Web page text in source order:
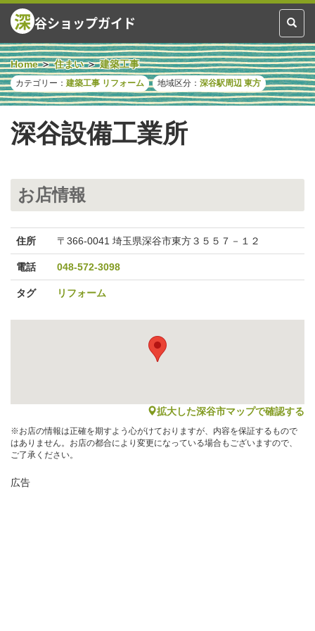
Toggle
深 谷ショップガイド
Home 住まい 建築工事
カテゴリー： 建築工事 リフォーム 地域区分： 深谷駅周辺 東方
深谷設備工業所
お店情報
住所 〒366-0041 埼玉県深谷市東方３５５７－１２
電話 048-572-3098
タグ リフォーム
map
拡大した深谷市マップで確認する
※お店の情報は正確を期すよう心がけておりますが、内容を保証するもので
はありません。お店の都合により変更になっている場合もございますので、
ご了承ください。
広告